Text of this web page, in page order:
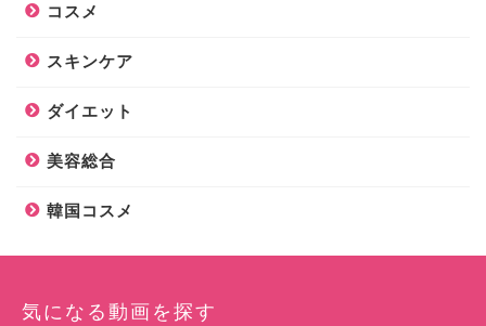
コスメ
スキンケア
ダイエット
美容総合
韓国コスメ
気になる動画を探す